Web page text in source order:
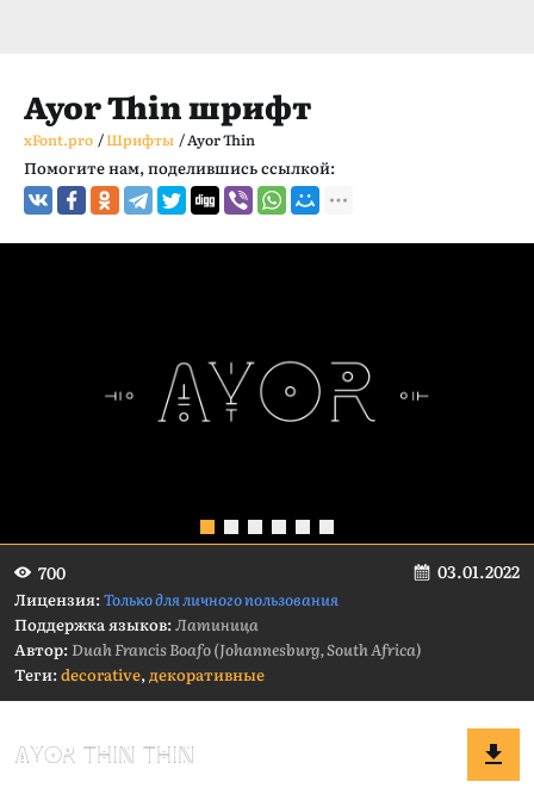
Ayor Thin шрифт
xFont.pro /Шрифты /Ayor Thin
Помогите нам, поделившись ссылкой:
700 03.01.2022
Лицензия:Только для личного пользования
Поддержка языков:Латиница
Автор:Duah Francis Boafo (Johannesburg, South Africa)
Теги:decorative,декоративные